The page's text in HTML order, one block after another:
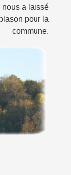
nous a laissé
pour la
commune.